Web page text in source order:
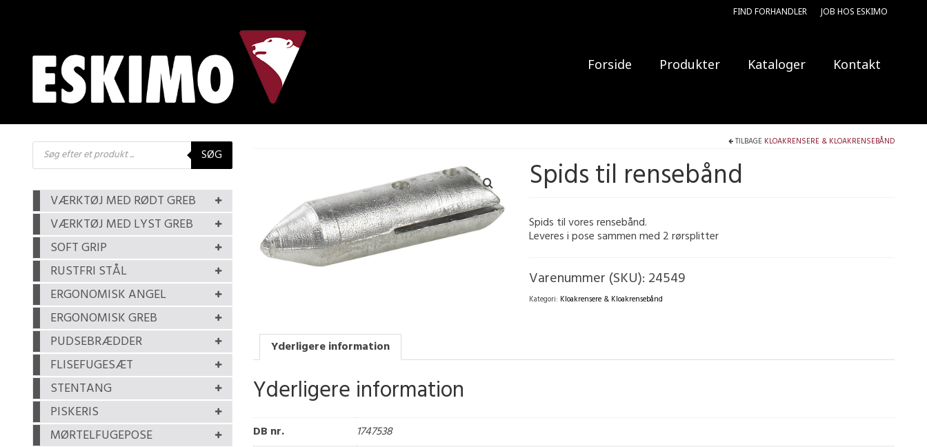
FIND FORHANDLER JOB HOS ESKIMO
Forside Produkter Kataloger Kontakt
TILBAGE KLOAKRENSERE & KLOAKRENSEBÅND
Spids til rensebånd
Spids til vores rensebånd.
Leveres i pose sammen med 2 rørsplitter
Varenummer (SKU): 24549
Kategori: Kloakrensere & Kloakrensebånd
Yderligere information
Yderligere information
DB nr.
1747538
Products
search SØG
VÆRKTØJ MED RØDT GREB
VÆRKTØJ MED LYST GREB
SOFT GRIP
RUSTFRI STÅL
ERGONOMISK ANGEL
ERGONOMISK GREB
PUDSEBRÆDDER
FLISEFUGESÆT
STENTANG
PISKERIS
MØRTELFUGEPOSE